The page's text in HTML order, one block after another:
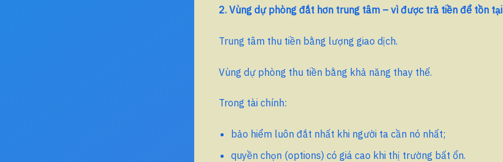
2. Vùng dự phòng đắt hơn trung tâm – vì được trả tiền để tồn tại
Trung tâm thu tiền bằng lượng giao dịch.
Vùng dự phòng thu tiền bằng khả năng thay thế.
Trong tài chính:
bảo hiểm luôn đắt nhất khi người ta cần nó nhất;
quyền chọn (options) có giá cao khi thị trường bất ổn.